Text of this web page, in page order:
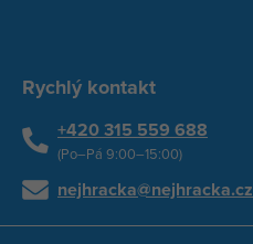
Rychlý kontakt
+420 315 559 688
(Po–Pá 9:00–15:00)
nejhracka@nejhracka.cz